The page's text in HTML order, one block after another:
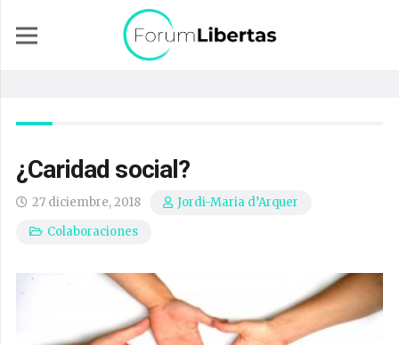
¿Caridad social?
27 diciembre, 2018
Jordi-Maria d’Arquer
Colaboraciones